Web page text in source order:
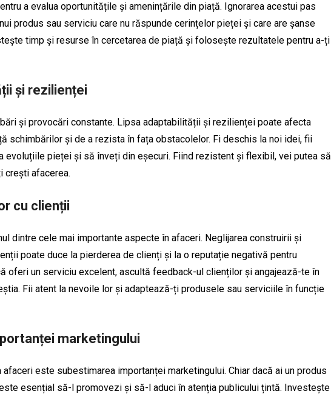
a evalua oportunitățile și amenințările din piață. Ignorarea acestui pas
produs sau serviciu care nu răspunde cerințelor pieței și care are șanse
timp și resurse în cercetarea de piață și folosește rezultatele pentru a-ți
și rezilienței
și provocări constante. Lipsa adaptabilității și rezilienței poate afecta
schimbărilor și de a rezista în fața obstacolelor. Fi deschis la noi idei, fii
evoluțiile pieței și să înveți din eșecuri. Fiind rezistent și flexibil, vei putea să
crești afacerea.
cu clienții
dintre cele mai importante aspecte în afaceri. Neglijarea construirii și
poate duce la pierderea de clienți și la o reputație negativă pentru
oferi un serviciu excelent, ascultă feedback-ul clienților și angajează-te în
Fii atent la nevoile lor și adaptează-ți produsele sau serviciile în funcție
marketingului
este subestimarea importanței marketingului. Chiar dacă ai un produs
esențial să-l promovezi și să-l aduci în atenția publicului țintă. Investește